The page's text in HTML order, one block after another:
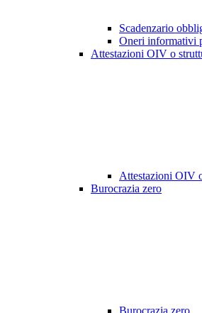
Scadenzario
Oneri informativi
Attestazioni OIV o
Attestazioni OIV
Burocrazia zero